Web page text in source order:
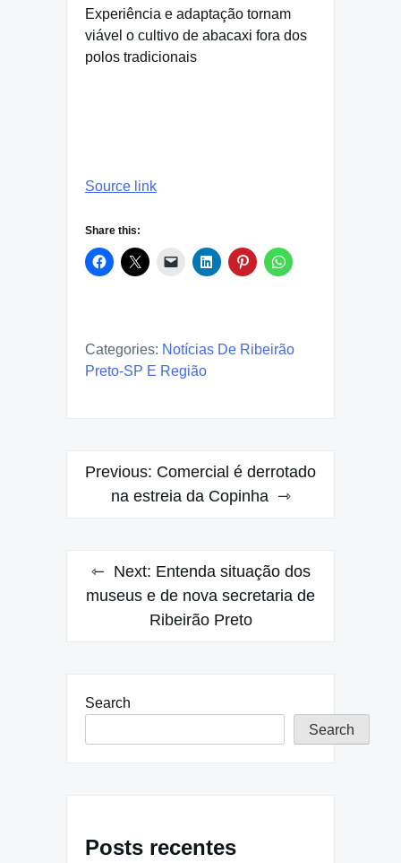
Experiência e adaptação tornam
viável o cultivo de abacaxi fora dos
polos tradicionais
Source link
Share this:
Categories: Notícias De Ribeirão
Preto-SP E Região
Post
navigation
Previous: Comercial é derrotado
na estreia da Copinha
Next: Entenda situação dos
museus e de nova secretaria de
Ribeirão Preto
Search
Search
Posts recentes